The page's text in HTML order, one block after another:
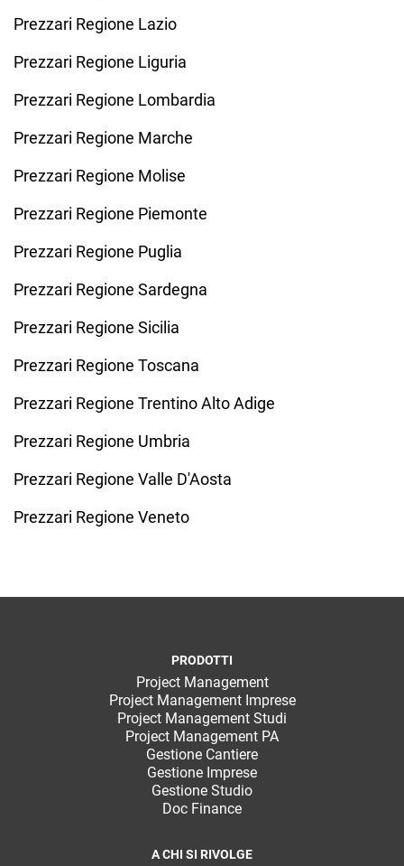
Prezzari Regione Lazio
Prezzari Regione Liguria
Prezzari Regione Lombardia
Prezzari Regione Marche
Prezzari Regione Molise
Prezzari Regione Piemonte
Prezzari Regione Puglia
Prezzari Regione Sardegna
Prezzari Regione Sicilia
Prezzari Regione Toscana
Prezzari Regione Trentino Alto Adige
Prezzari Regione Umbria
Prezzari Regione Valle D'Aosta
Prezzari Regione Veneto
PRODOTTI
Project Management
Project Management Imprese
Project Management Studi
Project Management PA
Gestione Cantiere
Gestione Imprese
Gestione Studio
Doc Finance
A CHI SI RIVOLGE